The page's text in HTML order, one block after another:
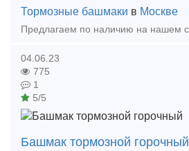
Тормозные башмаки в Москве
04.06.23
775
1
5/5
Башмак тормозной горочный